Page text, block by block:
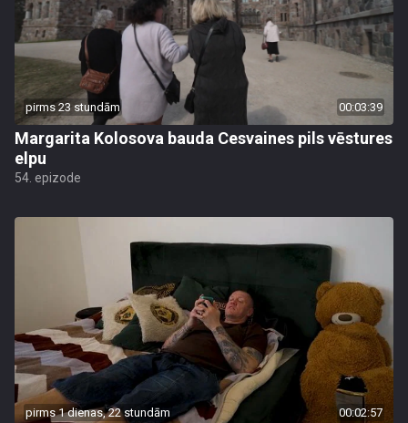
pirms 23 stundām 00:03:39
Margarita Kolosova bauda Cesvaines pils vēstures
elpu
54. epizode
pirms 1 dienas, 22 stundām 00:02:57